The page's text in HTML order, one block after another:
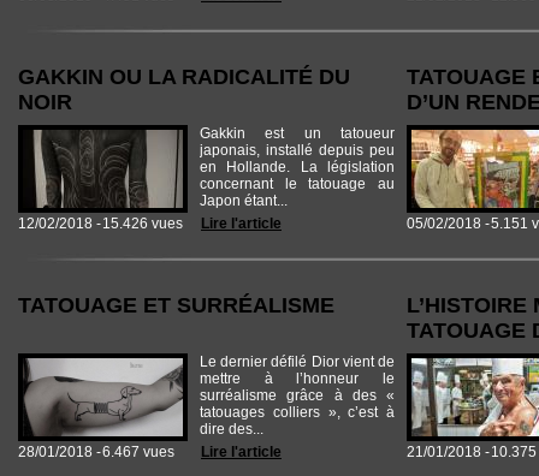
GAKKIN OU LA RADICALITÉ DU
NOIR
Gakkin est un tatoueur
japonais, installé depuis peu
en Hollande. La législation
concernant le tatouage au
Japon étant...
12/02/2018 -15.426 vues Lire l'article
TATOUAGE
D’UN
05/02/2018 -5.151
TATOUAGE ET SURRÉALISME
Le dernier défilé Dior vient de
mettre à l’honneur le
surréalisme grâce à des «
tatouages colliers », c’est à
dire des...
28/01/2018 -6.467 vues Lire l'article
L’HISTOIRE
TATOUAGE
21/01/2018 -